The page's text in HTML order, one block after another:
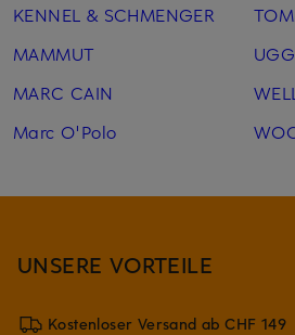
KENNEL & SCHMENGER
MAMMUT
MARC CAIN
Marc O'Polo
UNSERE VORTEILE
Kostenloser Versand ab CHF 149